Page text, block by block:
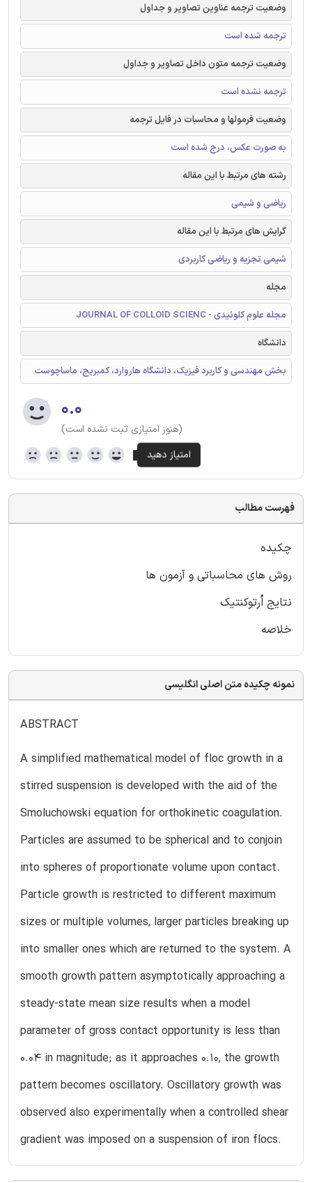
وضعیت ترجمه عناوین تصاویر و جداول
ترجمه شده است
وضعیت ترجمه متون داخل تصاویر و جداول
ترجمه نشده است
وضعیت فرمولها و محاسبات در فایل ترجمه
به صورت عکس، درج شده است
رشته های مرتبط با این مقاله
ریاضی و شیمی
گرایش های مرتبط با این مقاله
شیمی تجزیه و ریاضی کاربردی
مجله
مجله علوم کلوئیدی - JOURNAL OF COLLOID SCIENC
دانشگاه
بخش مهندسی و کاربرد فیزیک، دانشگاه هاروارد، کمبریج، ماساچوست
۰.۰
(هنوز امتیازی ثبت نشده است)
فهرست مطالب
چکیده
روش های محاسباتی و آزمون ها
نتایج اُرتوکنتیک
خلاصه
نمونه چکیده متن اصلی انگلیسی
ABSTRACT
A simplified mathematical model of floc growth in a
stirred suspension is developed with the aid of the
Smoluchowski equation for orthokinetic coagulation.
Particles are assumed to be spherical and to conjoin
into spheres of proportionate volume upon contact.
Particle growth is restricted to different maximum
sizes or multiple volumes, larger particles breaking up
into smaller ones which are returned to the system. A
smooth growth pattern asymptotically approaching a
steady-state mean size results when a model
parameter of gross contact opportunity is less than
0.04 in magnitude; as it approaches 0.10, the growth
pattern becomes oscillatory. Oscillatory growth was
observed also experimentally when a controlled shear
gradient was imposed on a suspension of iron flocs.